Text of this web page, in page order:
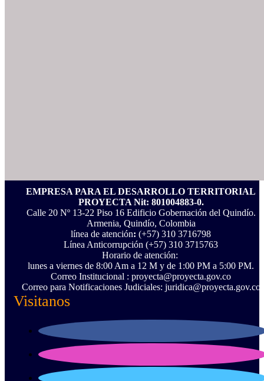
EMPRESA PARA EL DESARROLLO TERRITORIAL
PROYECTA Nit: 801004883-0.
Calle 20 Nº 13-22 Piso 16 Edificio Gobernación del Quindío.
Armenia, Quindío, Colombia
línea de atención: (+57) 310 3716798
Línea Anticorrupción ‪(+57) 310 3715763‬
Horario de atención:
lunes a viernes de 8:00 Am a 12 M y de 1:00 PM a 5:00 PM.
Correo Institucional : proyecta@proyecta.gov.co
Correo para Notificaciones Judiciales: juridica@proyecta.gov.co
Visitanos